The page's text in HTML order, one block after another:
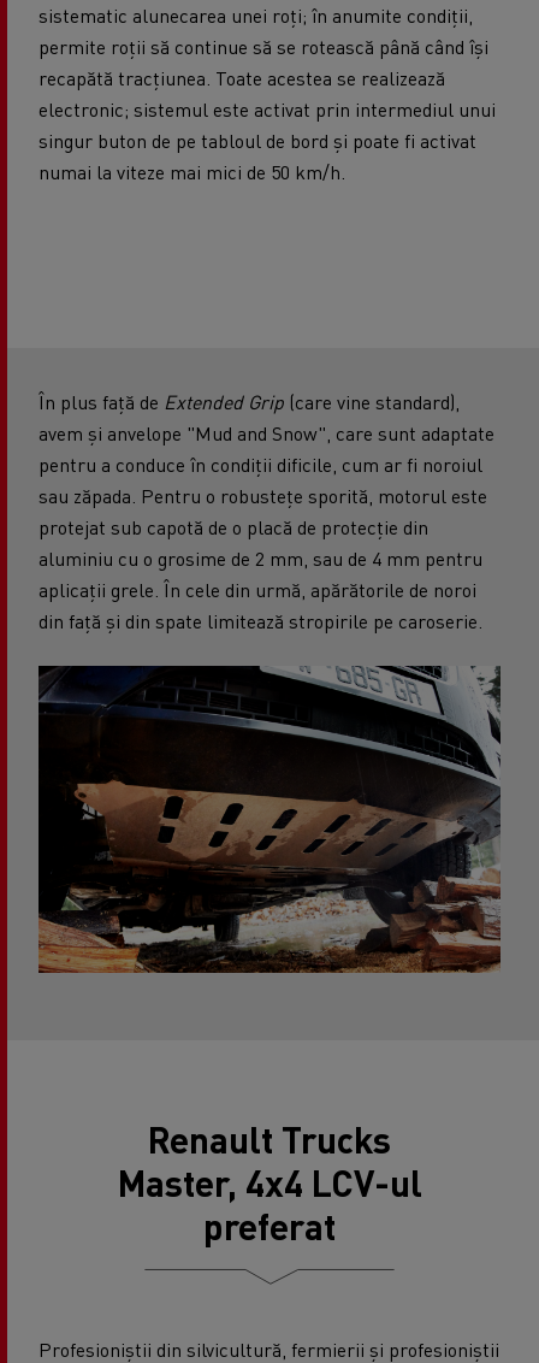
sistematic alunecarea unei roți; în anumite condiții,
permite roții să continue să se rotească până când își
recapătă tracțiunea. Toate acestea se realizează
electronic; sistemul este activat prin intermediul unui
singur buton de pe tabloul de bord și poate fi activat
numai la viteze mai mici de 50 km/h.
În plus față de Extended Grip (care vine standard),
avem și anvelope "Mud and Snow", care sunt adaptate
pentru a conduce în condiții dificile, cum ar fi noroiul
sau zăpada. Pentru o robustețe sporită, motorul este
protejat sub capotă de o placă de protecție din
aluminiu cu o grosime de 2 mm, sau de 4 mm pentru
aplicații grele. În cele din urmă, apărătorile de noroi
din față și din spate limitează stropirile pe caroserie.
Renault Trucks
Master, 4x4 LCV-ul
preferat
Profesioniștii din silvicultură, fermierii și profesioniștii